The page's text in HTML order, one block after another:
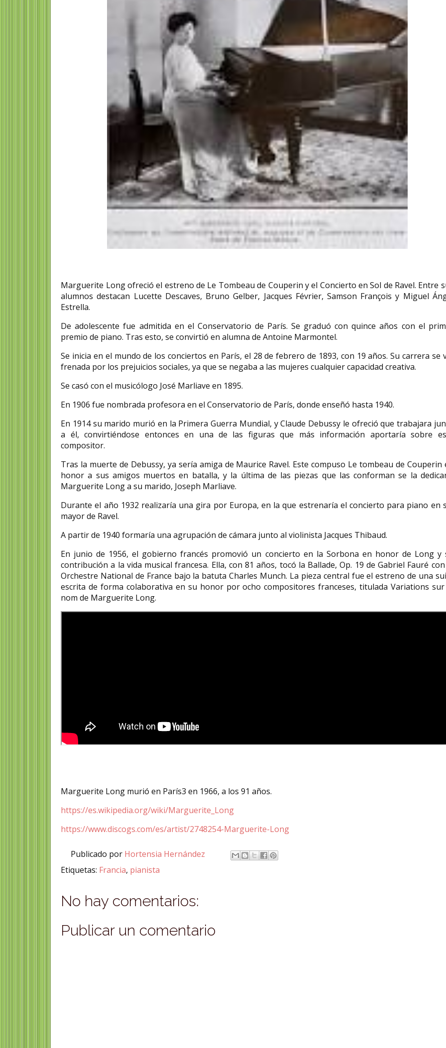
Marguerite Long ofreció el estreno de Le Tombeau de Couperin y el Concierto en Sol de Ravel. Entre
alumnos destacan Lucette Descaves, Bruno Gelber, Jacques Février, Samson François y Miguel
Estrella.
De adolescente fue admitida en el Conservatorio de París. Se graduó con quince años con el
premio de piano. Tras esto, se convirtió en alumna de Antoine Marmontel.
Se inicia en el mundo de los conciertos en París, el 28 de febrero de 1893, con 19 años. Su carrera se
frenada por los prejuicios sociales, ya que se negaba a las mujeres cualquier capacidad creativa.
Se casó con el musicólogo José Marliave en 1895.
En 1906 fue nombrada profesora en el Conservatorio de París, donde enseñó hasta 1940.
En 1914 su marido murió en la Primera Guerra Mundial, y Claude Debussy le ofreció que trabajara
a él, convirtiéndose entonces en una de las figuras que más información aportaría sobre
compositor.
Tras la muerte de Debussy, ya sería amiga de Maurice Ravel. Este compuso Le tombeau de Couperin
honor a sus amigos muertos en batalla, y la última de las piezas que las conforman se la
Marguerite Long a su marido, Joseph Marliave.
Durante el año 1932 realizaría una gira por Europa, en la que estrenaría el concierto para piano en
mayor de Ravel.
A partir de 1940 formaría una agrupación de cámara junto al violinista Jacques Thibaud.
En junio de 1956, el gobierno francés promovió un concierto en la Sorbona en honor de Long y
contribución a la vida musical francesa. Ella, con 81 años, tocó la Ballade, Op. 19 de Gabriel Fauré
Orchestre National de France bajo la batuta Charles Munch. La pieza central fue el estreno de una
escrita de forma colaborativa en su honor por ocho compositores franceses, titulada Variations
nom de Marguerite Long.
Marguerite Long murió en París3​ en 1966, a los 91 años.
https://es.wikipedia.org/wiki/Marguerite_Long
https://www.discogs.com/es/artist/2748254-Marguerite-Long
Publicado por Hortensia Hernández
Etiquetas: Francia, pianista
No hay comentarios:
Publicar un comentario